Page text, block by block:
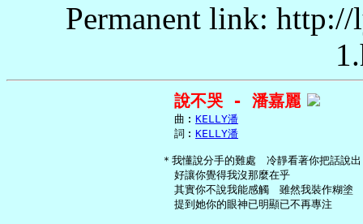
Permanent link:
說不哭 - 潘嘉麗
     曲︰
KELLY潘
     詞︰
KELLY潘
   ＊我懂說分手的難處　冷靜看著你把話說出
     好讓你覺得我沒那麼在乎
     其實你不說我能感觸　雖然我裝作糊塗
     提到她你的眼神已明顯已不再專注